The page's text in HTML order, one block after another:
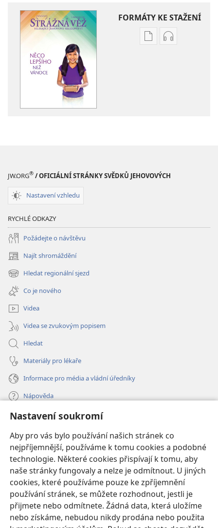
Nastavení soukromí
Aby pro vás bylo používání našich stránek co
nejpříjemnější, používáme k tomu cookies a podobné
technologie. Některé cookies přispívají k tomu, aby
naše stránky fungovaly a nelze je odmítnout. U jiných
cookies, které používáme pouze ke zpříjemnění
používání stránek, se můžete rozhodnout, jestli je
přijmete nebo odmítnete. Žádná data, která uložíme
nebo získáme, nebudou nikdy prodána nebo použita
FORMÁTY KE STAŽENÍ
FormátyFormáty
JW.ORG® / OFICIÁLNÍ STRÁNKY SVĚDKŮ JEHOVOVÝCH
Nastavení vzhledu
RYCHLÉ ODKAZY
Požádejte o návštěvu
Najít shromáždění
(otevřeno
nové
okno)
Hledat regionální sjezd
(otevřeno
nové
okno)
Co je nového
Videa
Videa se zvukovým popisem
Hledat
Materiály pro lékaře
Informace pro média a vládní úředníky
Nápověda
Dary
nové
okno) ONLINE KNIHOVNA Strážné věže
(otevřeno
nové
okno)JW Hub®
(otevřeno
nové
okno)JW Library
Watchtower Library